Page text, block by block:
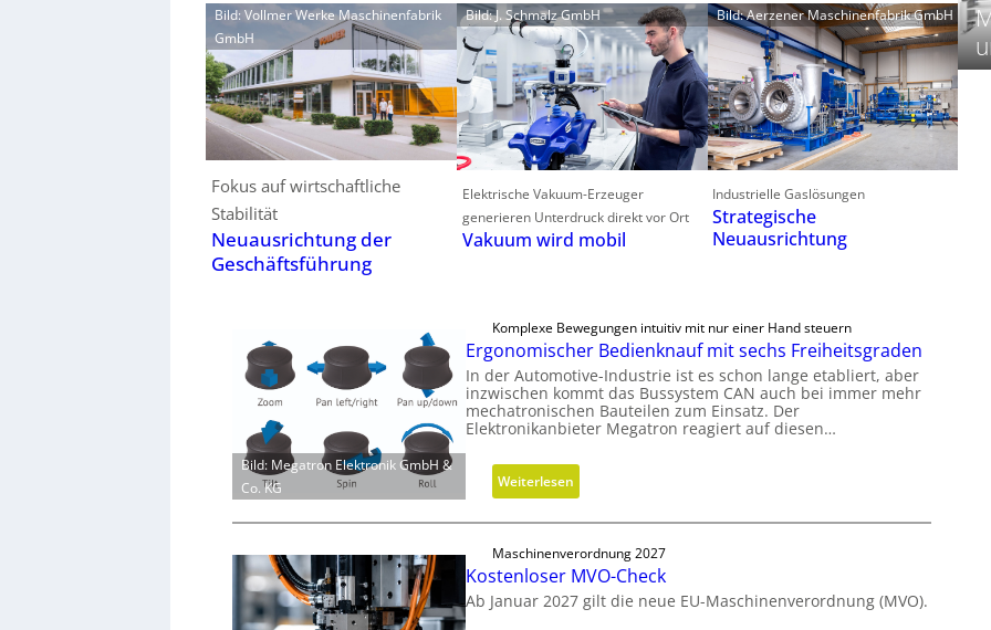
Bild: Vollmer Werke Maschinenfabrik
GmbH
Fokus auf wirtschaftliche
Stabilität
Neuausrichtung der
Geschäftsführung
Bild: J. Schmalz GmbH
Elektrische Vakuum-Erzeuger
generieren Unterdruck direkt vor Ort
Vakuum wird mobil
Bild: Aerzener Maschinenfabrik GmbH
Industrielle Gaslösungen
Strategische
Neuausrichtung
Bild: Megatron Elektronik GmbH &
Co. KG
Komplexe Bewegungen intuitiv mit nur einer Hand steuern
Ergonomischer Bedienknauf mit sechs Freiheitsgraden
In der Automotive-Industrie ist es schon lange etabliert, aber
inzwischen kommt das Bussystem CAN auch bei immer mehr
mechatronischen Bauteilen zum Einsatz. Der
Elektronikanbieter Megatron reagiert auf diesen…
Weiterlesen:
E
r
g
o
n
Maschinenverordnung 2027
Kostenloser MVO-Check
Ab Januar 2027 gilt die neue EU-Maschinenverordnung (MVO).